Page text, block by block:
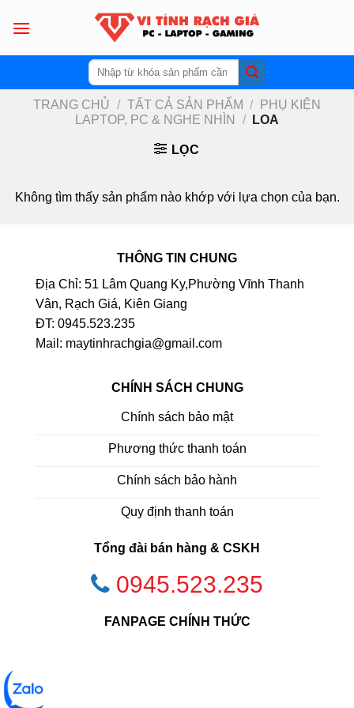
Tìm
kiếm:
TRANG CHỦ / TẤT CẢ SẢN PHẨM /
PHỤ KIỆN
LAPTOP, PC & NGHE NHÌN
/ LOA
LỌC
Không tìm thấy sản phẩm nào khớp với lựa chọn của bạn.
THÔNG TIN CHUNG
Địa Chỉ: 51 Lâm Quang Ky,Phường Vĩnh Thanh
Vân, Rạch Giá, Kiên Giang
ĐT: 0945.523.235
Mail: maytinhrachgia@gmail.com
CHÍNH SÁCH CHUNG
Chính sách bảo mật
Phương thức thanh toán
Chính sách bảo hành
Quy định thanh toán
Tổng đài bán hàng & CSKH
0945.523.235
FANPAGE CHÍNH THỨC